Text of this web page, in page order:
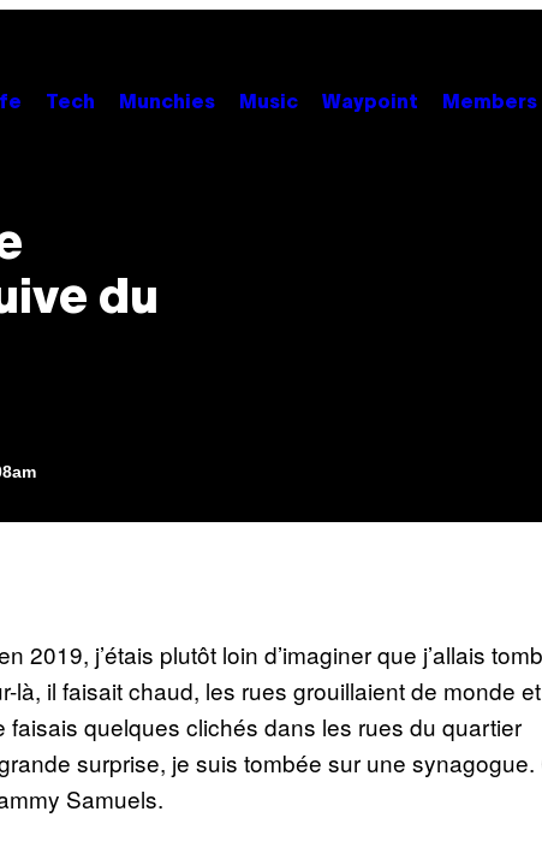
Tech Munchies Music Waypoint Members
du
2019, j’étais plutôt loin d’imaginer que j’allais
là, il faisait chaud, les rues grouillaient de monde et
faisais quelques clichés dans les rues du quartier
surprise, je suis tombée sur une synagogue.
Samuels.